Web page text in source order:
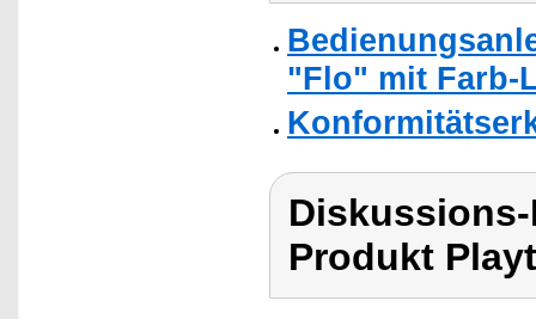
"Flo" mit Farb-
Produkt